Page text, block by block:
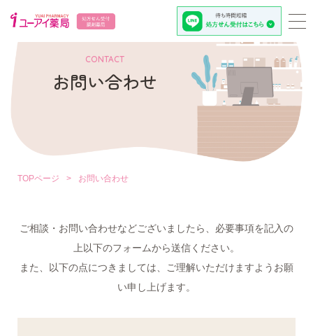
CONTACT
お問い合わせ
TOPページ > お問い合わせ
ご相談・お問い合わせなどございましたら、必要事項を記入の
上以下のフォームから送信ください。
また、以下の点につきましては、ご理解いただけますようお願
い申し上げます。